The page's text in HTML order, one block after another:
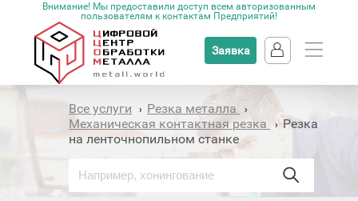
Внимание! Мы предоставили доступ всем авторизованным
пользователям к контактам Предприятий!
Заявка
Все услуги › Резка металла ›
Механическая контактная резка › Резка
на ленточнопильном станке